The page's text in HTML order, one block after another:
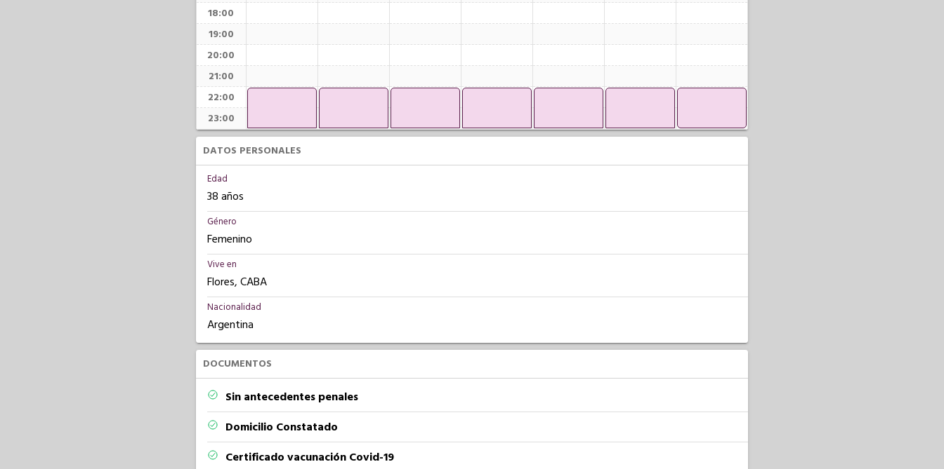
18:00
19:00
20:00
21:00
22:00
23:00
DATOS PERSONALES
Edad
38 años
Género
Femenino
Vive en
Flores, CABA
Nacionalidad
Argentina
DOCUMENTOS
Sin antecedentes penales
Domicilio Constatado
Certificado vacunación Covid-19